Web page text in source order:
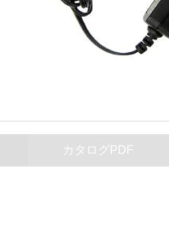
カタログPDF